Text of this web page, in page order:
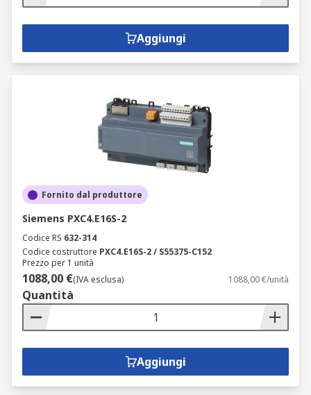
Aggiungi
Fornito dal produttore
Siemens PXC4.E16S-2
Codice RS 632-314
Codice costruttore PXC4.E16S-2 / S55375-C152
Prezzo per 1 unità
1088,00 €(IVA esclusa) 1088,00 €/unità
Quantità
Aggiungi